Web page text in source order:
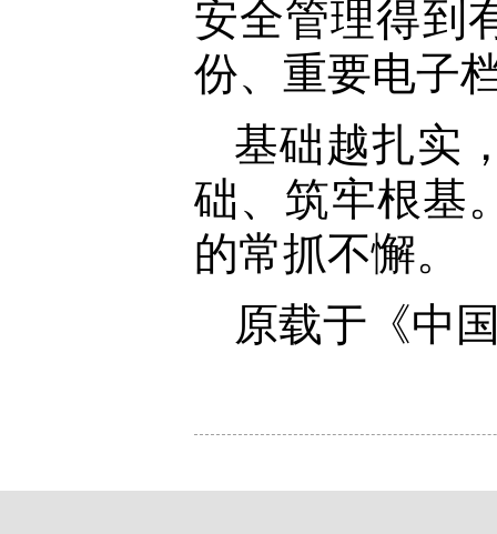
安全管理得到
份、重要电子
基础越扎实
础、筑牢根基
的常抓不懈。
原载于《中